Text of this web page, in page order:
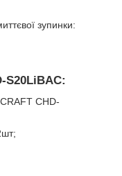
зупинки:
S20LiBAC:
CHD-